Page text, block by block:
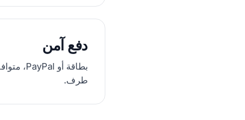
دفع آمن
طرف.